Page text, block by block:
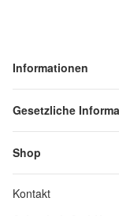
Informationen
Gesetzliche
Shop
Kontakt